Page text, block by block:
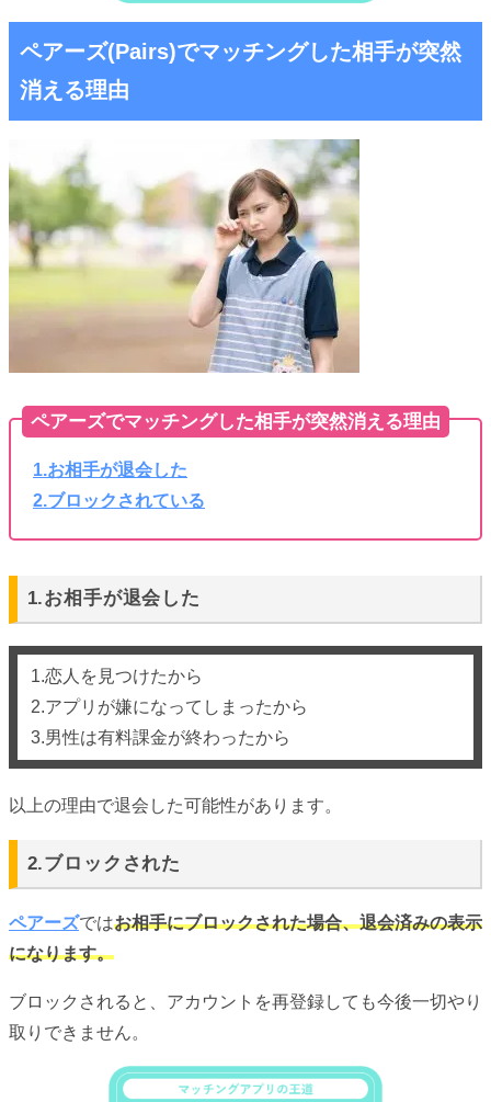
ペアーズ(Pairs)でマッチングした相手が突然
消える理由
ペアーズでマッチングした相手が突然消える理由
1.お相手が退会した
2.ブロックされている
1.お相手が退会した
1.恋人を見つけたから
2.アプリが嫌になってしまったから
3.男性は有料課金が終わったから
以上の理由で退会した可能性があります。
2.ブロックされた
ペアーズではお相手にブロックされた場合、退会済みの表示
になります。
ブロックされると、アカウントを再登録しても今後一切やり
取りできません。